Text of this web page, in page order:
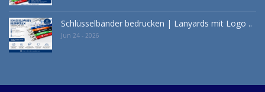
Schlüsselbänder bedrucken | Lanyards mit Logo ..
Jun 24 - 2026